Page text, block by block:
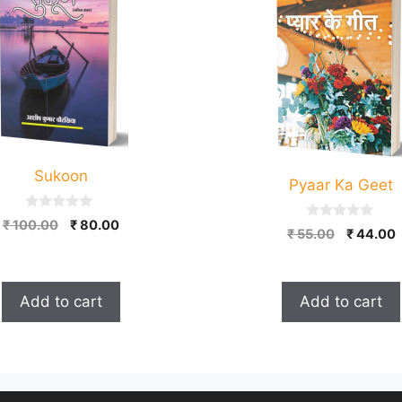
Sukoon
0
o
f
5
₹100.00
Original
₹ 100.00.
₹80.00Current
₹ 80.00.
Add to cart
Pyaar Ka Geet
0
o
5
₹55.00
Original
₹44.00
Add to cart